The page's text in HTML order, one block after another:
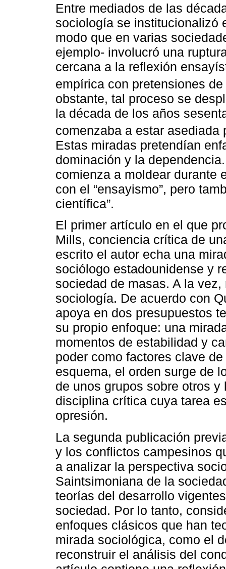
Entre mediados de las
sociología se institucionalizó
modo que en varias
ejemplo- involucró una
cercana a la reflexión
empírica con pretensiones
obstante, tal proceso se
la década de los años
comenzaba a estar
Estas miradas pretendían
dominación y la
comienza a moldear durante
con el “ensayismo”, pero
científica”.
El primer artículo en el que
Mills, conciencia crítica de
escrito el autor echa una
sociólogo estadounidense y
sociedad de masas. A la
sociología. De acuerdo con
apoya en dos presupuestos
su propio enfoque: una
momentos de estabilidad y
poder como factores clave
esquema, el orden surge de
de unos grupos sobre otros
disciplina crítica cuya tarea
opresión.
La segunda publicación
y los conflictos campesinos
a analizar la perspectiva
Saintsimoniana de la
teorías del desarrollo
sociedad. Por lo tanto,
enfoques clásicos que han
mirada sociológica, como el
reconstruir el análisis del